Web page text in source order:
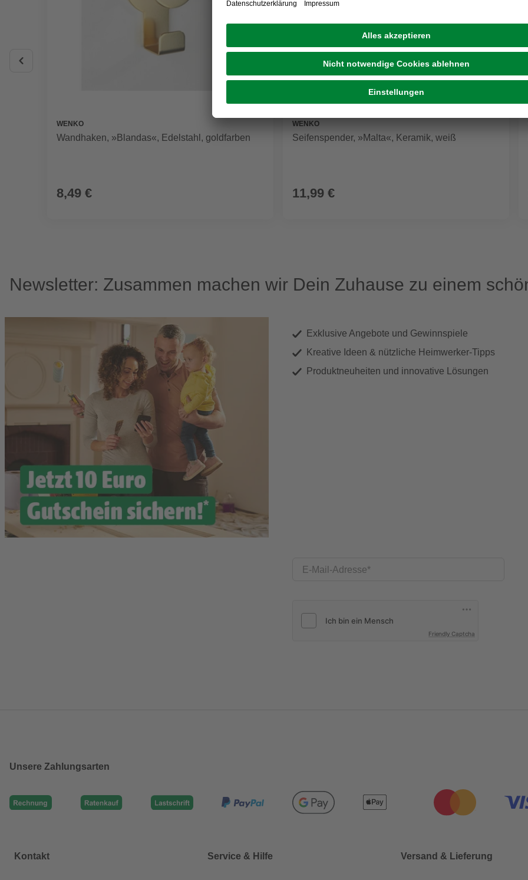
WENKO
Wandhaken, »Blandas«, Edelstahl, goldfarben
8,49 €
WENKO
Seifenspender, »Malta«, Keramik, weiß
11,99 €
Newsletter: Zusammen machen wir Dein Zuhause zu einem
Exklusive Angebote und Gewinnspiele
Kreative Ideen & nützliche Heimwerker-Tipps
Produktneuheiten und innovative Lösungen
E-Mail-Adresse
Friendly Captcha
Unsere Zahlungsarten
Kontakt Service & Hilfe Versand & Lieferung